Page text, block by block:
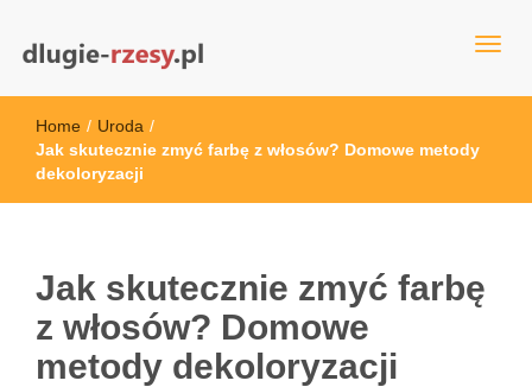
dlugie-rzesy.pl
Home / Uroda /
Jak skutecznie zmyć farbę z włosów? Domowe metody
dekoloryzacji
Jak skutecznie zmyć farbę
z włosów? Domowe
metody dekoloryzacji